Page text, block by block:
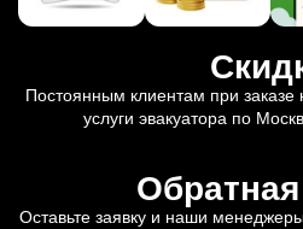
Постоянным клиентам при
услуги эвакуатора по
Оставьте заявку и наши